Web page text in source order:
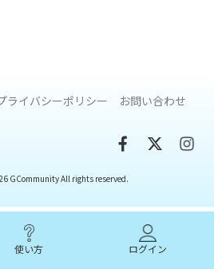
ケーションで悩んでいる方の参考
使い方 ログイン
ライバシーポリシー お問い合わせ
GCommunity All rights reserved.